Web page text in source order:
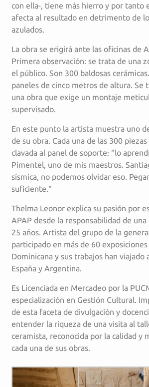
con ella-, tiene más hierro y por tanto
afecta al resultado en detrimento de
azulados.
La obra se erigirá ante las oficinas de
Primera observación: se trata de una
el público. Son 300 baldosas
paneles de cinco metros de altura. Se
una obra que exige un montaje
supervisado.
En este punto la artista muestra uno
de su obra. Cada una de las 300
clavada al panel de soporte: “lo
Pimentel, uno de mis maestros.
sísmica, no podemos olvidar eso.
suficiente.“
Thelma Leonor explica su pasión por
APAP desde la responsabilidad de
25 años. Artista del grupo de la
participado en más de 60
Dominicana y sus trabajos han viajado
España y Argentina.
Es Licenciada en Mercadeo por la
especialización en Gestión Cultural.
de esta faceta de divulgación y
entender la riqueza de una visita al
ceramista, reconocida por la calidad y
cada una de sus obras.